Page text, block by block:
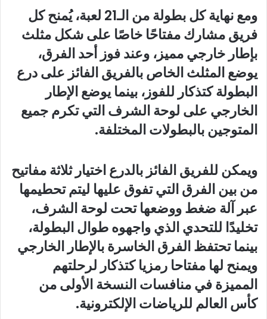
ومع نهاية كل بطولة من الـ21 لعبة، يُمنح كل
فريق مشارك مفتاحًا خاصًا على شكل مثلث
بإطار خارجي مميز، وعند فوز أحد الفرق،
يوضع المثلث الخاص بالفريق الفائز على درع
البطولة كتذكار للفوز، بينما يوضع الإطار
الخارجي على لوحة الشرف التي تكرم جميع
المتوجين بالبطولات المختلفة.
ويمكن للفريق الفائز بالدرع اختيار ثلاثة مفاتيح
من بين الفرق التي تفوق عليها ليتم تحطيمها
عبر آلة ضغط ووضعها تحت لوحة الشرف،
تخليدًا للتحدي الذي واجهوه طوال البطولة،
بينما تحتفظ الفرق الخاسرة بالإطار الخارجي
ويمنح لها مفتاحا رمزيا كتذكار لرحلتهم
المميزة في منافسات النسخة الأولى من
كأس العالم للرياضات الإلكترونية.